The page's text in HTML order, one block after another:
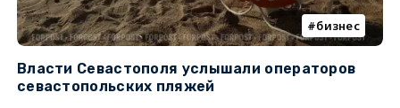
бизнес
Власти Севастополя услышали операторов
севастопольских пляжей